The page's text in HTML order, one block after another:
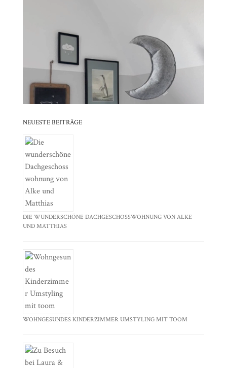
⠀⠀⠀⠀⠀⠀⠀⠀⠀⠀⠀⠀⠀⠀⠀⠀⠀⠀⠀⠀⠀⠀⠀⠀⠀⠀⠀⠀⠀
⠀⠀⠀⠀⠀⠀⠀⠀⠀⠀⠀⠀⠀⠀⠀⠀⠀⠀⠀⠀⠀⠀
⠀⠀⠀⠀⠀⠀⠀⠀⠀⠀⠀⠀⠀⠀⠀⠀⠀⠀⠀⠀⠀⠀⠀⠀⠀⠀⠀⠀⠀
⠀⠀⠀⠀⠀⠀⠀⠀⠀⠀⠀⠀⠀⠀⠀⠀⠀⠀⠀⠀⠀⠀
NEUESTE BEITRÄGE
DIE WUNDERSCHÖNE DACHGESCHOSSWOHNUNG VON ALKE
UND MATTHIAS
WOHNGESUNDES KINDERZIMMER UMSTYLING MIT TOOM